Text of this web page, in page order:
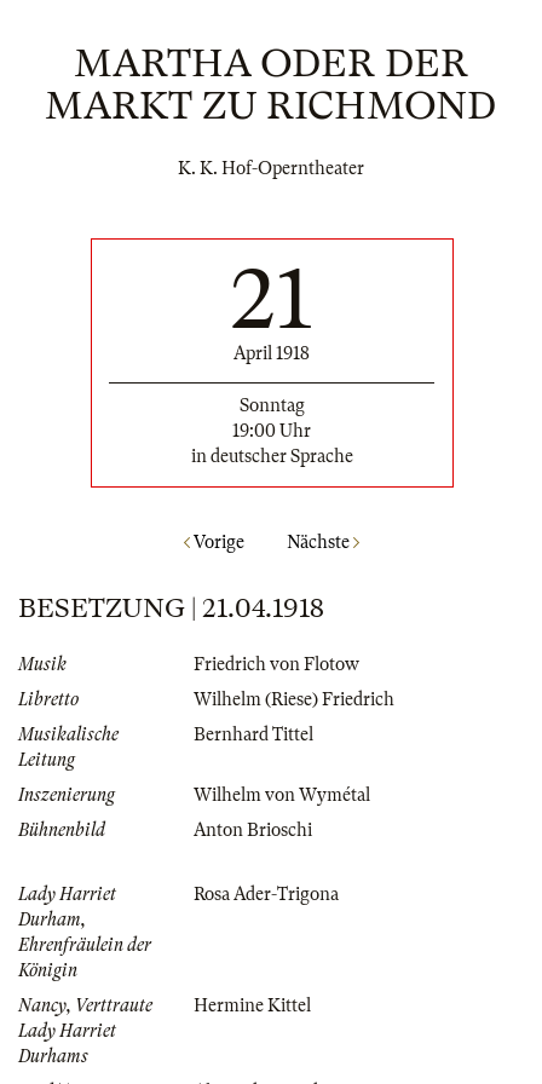
MARTHA ODER DER
MARKT ZU RICHMOND
K. K. Hof-Operntheater
21
April 1918
Sonntag
19:00 Uhr
in deutscher Sprache
Vorige Nächste
BESETZUNG | 21.04.1918
Musik
Friedrich von Flotow
Libretto
Wilhelm (Riese) Friedrich
Musikalische
Leitung
Bernhard Tittel
Inszenierung
Wilhelm von Wymétal
Bühnenbild
Anton Brioschi
Lady Harriet
Durham,
Ehrenfräulein der
Königin
Rosa Ader-Trigona
Nancy, Verttraute
Lady Harriet
Durhams
Hermine Kittel